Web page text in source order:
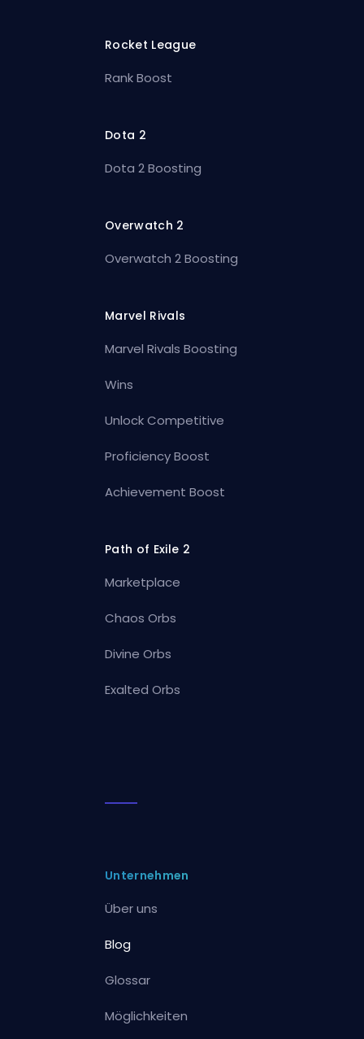
Rocket League
Rank Boost
Dota 2
Dota 2 Boosting
Overwatch 2
Overwatch 2 Boosting
Marvel Rivals
Marvel Rivals Boosting
Wins
Unlock Competitive
Proficiency Boost
Achievement Boost
Path of Exile 2
Marketplace
Chaos Orbs
Divine Orbs
Exalted Orbs
Unternehmen
Über uns
Blog
Glossar
Möglichkeiten